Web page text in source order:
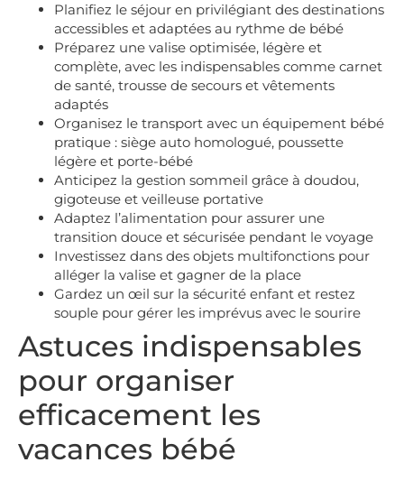
Planifiez le séjour en privilégiant des destinations
accessibles et adaptées au rythme de bébé
Préparez une valise optimisée, légère et
complète, avec les indispensables comme carnet
de santé, trousse de secours et vêtements
adaptés
Organisez le transport avec un équipement bébé
pratique : siège auto homologué, poussette
légère et porte-bébé
Anticipez la gestion sommeil grâce à doudou,
gigoteuse et veilleuse portative
Adaptez l’alimentation pour assurer une
transition douce et sécurisée pendant le voyage
Investissez dans des objets multifonctions pour
alléger la valise et gagner de la place
Gardez un œil sur la sécurité enfant et restez
souple pour gérer les imprévus avec le sourire
Astuces indispensables
pour organiser
efficacement les
vacances bébé